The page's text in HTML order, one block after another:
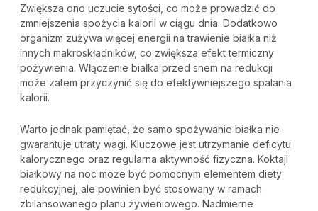
Zwiększa ono uczucie sytości, co może prowadzić do
zmniejszenia spożycia kalorii w ciągu dnia. Dodatkowo
organizm zużywa więcej energii na trawienie białka niż
innych makroskładników, co zwiększa efekt termiczny
pożywienia. Włączenie białka przed snem na redukcji
może zatem przyczynić się do efektywniejszego spalania
kalorii.
Warto jednak pamiętać, że samo spożywanie białka nie
gwarantuje utraty wagi. Kluczowe jest utrzymanie deficytu
kalorycznego oraz regularna aktywność fizyczna. Koktajl
białkowy na noc może być pomocnym elementem diety
redukcyjnej, ale powinien być stosowany w ramach
zbilansowanego planu żywieniowego. Nadmierne